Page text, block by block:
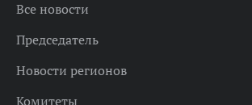
Все новости
Председатель
Новости регионов
Комитеты